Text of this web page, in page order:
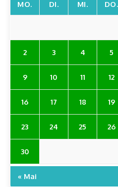
MO. DI. MI. DO.
2 3 4 5
9 10 11 12
16 17 18 19
23 24 25 26
30
« Mai